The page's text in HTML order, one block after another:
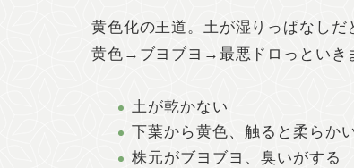
黄色化の王道。土が湿りっぱなし
黄色→ブヨブヨ→最悪ドロっといき
土が乾かない
下葉から黄色、触ると柔らか
株元がブヨブヨ、臭いがする